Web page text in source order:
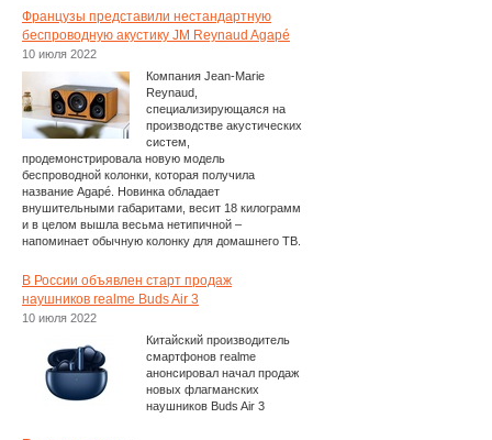
Французы представили нестандартную
беспроводную акустику JM Reynaud Agapé
10 июля 2022
Компания Jean-Marie
Reynaud,
специализирующаяся на
производстве акустических
систем,
продемонстрировала новую модель
беспроводной колонки, которая получила
название Agapé. Новинка обладает
внушительными габаритами, весит 18 килограмм
и в целом вышла весьма нетипичной –
напоминает обычную колонку для домашнего ТВ.
В России объявлен старт продаж
наушников realme Buds Air 3
10 июля 2022
Китайский производитель
смартфонов realme
анонсировал начал продаж
новых флагманских
наушников Buds Air 3